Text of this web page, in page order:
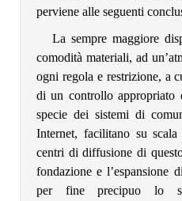
perviene alle seguenti
La sempre maggiore
comodità materiali, ad
ogni regola e restrizione, a
di un controllo appropriato
specie dei sistemi di
Internet, facilitano su
centri di diffusione di
fondazione e l’espansione
per fine precipuo lo